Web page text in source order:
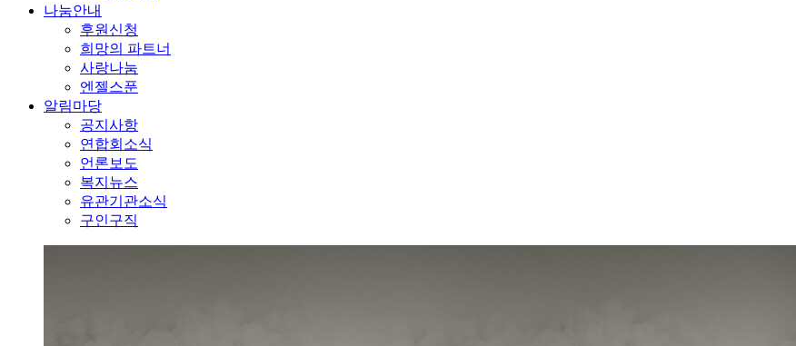
나눔안내
후원신청
희망의 파트너
사랑나눔
엔젤스푼
알림마당
공지사항
연합회소식
언론보도
복지뉴스
유관기관소식
구인구직